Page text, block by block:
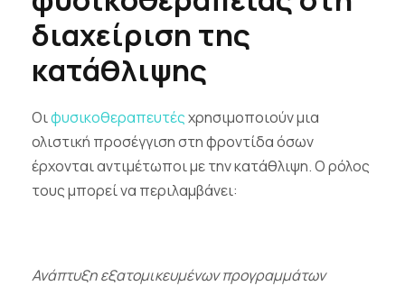
διαχείριση της
κατάθλιψης
Οιφυσικοθεραπευτέςχρησιμοποιούν μια
ολιστική προσέγγιση στη φροντίδα όσων
έρχονται αντιμέτωποι με την κατάθλιψη. Ο ρόλος
τους μπορεί να περιλαμβάνει:
Ανάπτυξη εξατομικευμένων προγραμμάτων